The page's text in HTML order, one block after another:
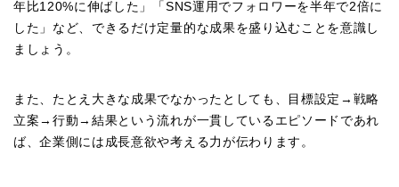
年比120%に伸ばした」「SNS運用でフォロワーを半年で2倍に
した」など、できるだけ定量的な成果を盛り込むことを意識し
ましょう。
また、たとえ大きな成果でなかったとしても、目標設定→戦略
立案→行動→結果という流れが一貫しているエピソードであれ
ば、企業側には成長意欲や考える力が伝わります。